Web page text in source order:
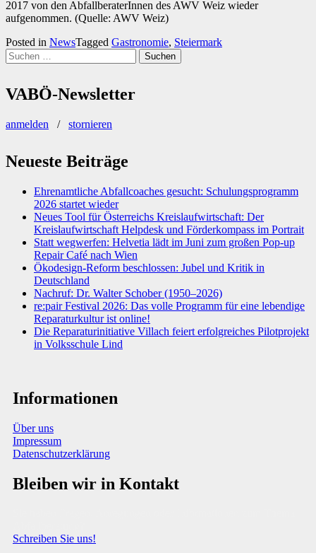
2017 von den AbfallberaterInnen des AWV Weiz wieder
aufgenommen. (Quelle: AWV Weiz)
Posted in NewsTagged Gastronomie, Steiermark
Suchen
nach:
VABÖ-Newsletter
anmelden / stornieren
Neueste Beiträge
Ehrenamtliche Abfallcoaches gesucht: Schulungsprogramm
2026 startet wieder
Neues Tool für Österreichs Kreislaufwirtschaft: Der
Kreislaufwirtschaft Helpdesk und Förderkompass im Portrait
Statt wegwerfen: Helvetia lädt im Juni zum großen Pop-up
Repair Café nach Wien
Ökodesign-Reform beschlossen: Jubel und Kritik in
Deutschland
Nachruf: Dr. Walter Schober (1950–2026)
re:pair Festival 2026: Das volle Programm für eine lebendige
Reparaturkultur ist online!
Die Reparaturinitiative Villach feiert erfolgreiches Pilotprojekt
in Volksschule Lind
Informationen
Über uns
Impressum
Datenschutzerklärung
Bleiben wir in Kontakt
Schreiben Sie uns!